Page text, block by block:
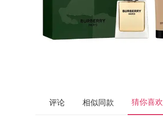
评论 相似同款 猜你喜欢